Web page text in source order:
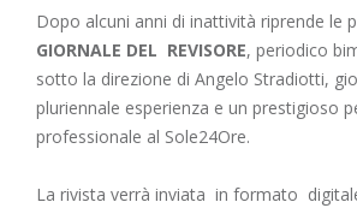
Dopo alcuni anni di inattività riprende le
GIORNALE DEL REVISORE, periodico
sotto la direzione di Angelo Stradiotti,
pluriennale esperienza e un prestigioso
professionale al Sole24Ore.
La rivista verrà inviata in formato